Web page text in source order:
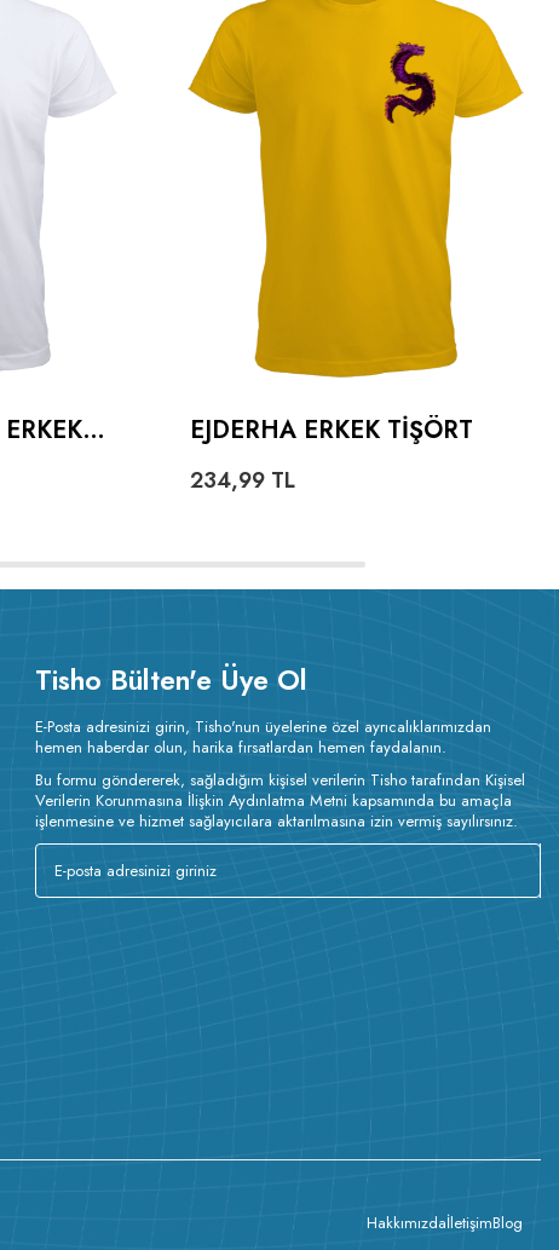
Standart kesim
EJDERHA ERKEK TIŞÖRT
234,99 TL
Tisho Bülten'e Üye Ol
E-Posta adresinizi girin, Tisho'nun üyelerine özel ayrıcalıklarımızdan
hemen haberdar olun, harika fırsatlardan hemen faydalanın.
Bu formu göndererek, sağladığım kişisel verilerin Tisho tarafından Kişisel
Verilerin Korunmasına İlişkin Aydınlatma Metni kapsamında bu amaçla
işlenmesine ve hizmet sağlayıcılara aktarılmasına izin vermiş sayılırsınız.
HakkımızdaİletişimBlog